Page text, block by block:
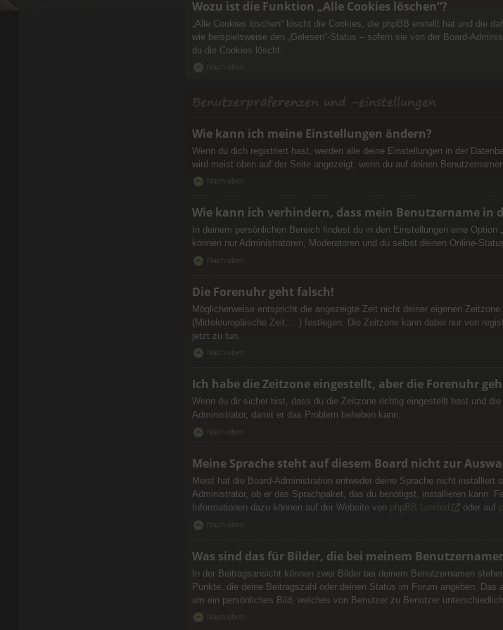
Wozu ist die Funktion „Alle Cookies löschen“?
„Alle Cookies löschen“ löscht die Cookies, die phpBB erstellt hat und die
wie beispielsweise den „Gelesen“-Status – sofern sie von der Board-
du die Cookies löscht.
Nach oben
Benutzerpräferenzen und -einstellungen
Wie kann ich meine Einstellungen ändern?
Wenn du dich registriert hast, werden alle deine Einstellungen in der
wird meist oben auf der Seite angezeigt, wenn du auf deinen
Nach oben
Wie kann ich verhindern, dass mein Benutzername in
In deinem persönlichen Bereich findest du in den Einstellungen eine
können nur Administratoren, Moderatoren und du selbst deinen Online-
Nach oben
Die Forenuhr geht falsch!
Möglicherweise entspricht die angezeigte Zeit nicht deiner eigenen
(Mitteleuropäische Zeit, ...) festlegen. Die Zeitzone kann dabei nur von
jetzt zu tun.
Nach oben
Ich habe die Zeitzone eingestellt, aber die Forenuhr
Wenn du dir sicher bist, dass du die Zeitzone richtig eingestellt hast und
Administrator, damit er das Problem beheben kann.
Nach oben
Meine Sprache steht auf diesem Board nicht zur
Meist hat die Board-Administration entweder deine Sprache nicht
Administrator, ob er das Sprachpaket, das du benötigst, installieren kann.
Informationen dazu können auf der Website von phpBB Limited oder auf
Nach oben
Was sind das für Bilder, die bei meinem
In der Beitragsansicht können zwei Bilder bei deinem Benutzernamen
Punkte, die deine Beitragszahl oder deinen Status im Forum angeben.
um ein persönliches Bild, welches von Benutzer zu Benutzer
Nach oben